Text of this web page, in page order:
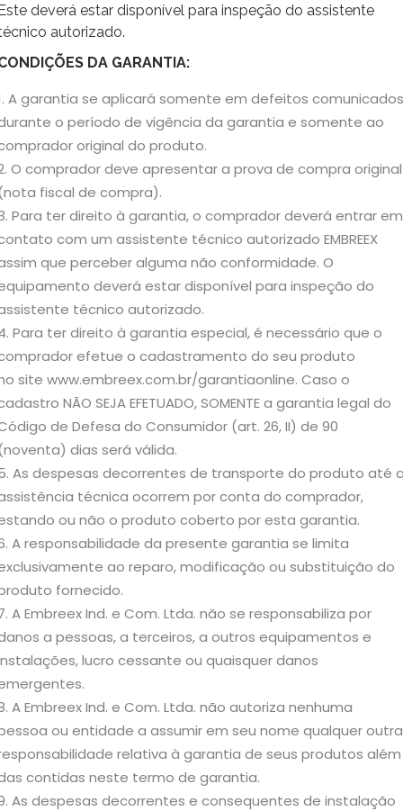
deverá estar disponível para inspeção do assistente
autorizado.
DA GARANTIA:
A garantia se aplicará somente em defeitos comunicados
o período de vigência da garantia e somente ao
original do produto.
O comprador deve apresentar a prova de compra original
fiscal de compra).
Para ter direito à garantia, o comprador deverá entrar em
com um assistente técnico autorizado EMBREEX
que perceber alguma não conformidade. O
deverá estar disponível para inspeção do
técnico autorizado.
Para ter direito à garantia especial, é necessário que o
efetue o cadastramento do seu produto
site www.embreex.com.br/garantiaonline. Caso o
NÃO SEJA EFETUADO, SOMENTE a garantia legal do
de Defesa do Consumidor (art. 26, II) de 90
dias será válida.
As despesas decorrentes de transporte do produto até
técnica ocorrem por conta do comprador,
ou não o produto coberto por esta garantia.
A responsabilidade da presente garantia se limita
ao reparo, modificação ou substituição do
fornecido.
A Embreex Ind. e Com. Ltda. não se responsabiliza por
a pessoas, a terceiros, a outros equipamentos e
lucro cessante ou quaisquer danos
A Embreex Ind. e Com. Ltda. não autoriza nenhuma
ou entidade a assumir em seu nome qualquer outra
relativa à garantia de seus produtos além
contidas neste termo de garantia.
As despesas decorrentes e consequentes de instalação